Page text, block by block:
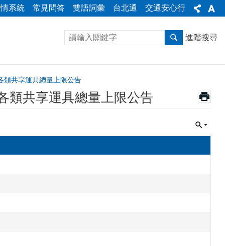
系統 常見問答 雙語詞彙 台北通 交通安心行
進階搜尋
類共享運具總量上限公告
類共享運具總量上限公告